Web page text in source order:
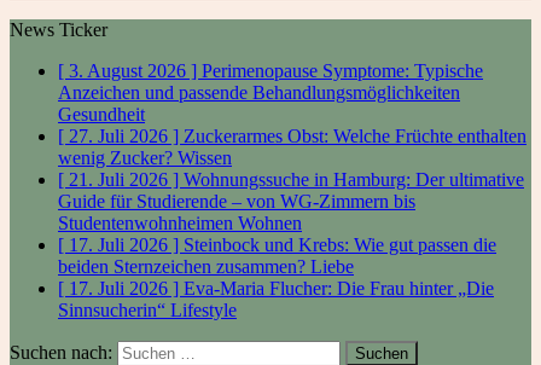
News Ticker
[ 3. August 2026 ] Perimenopause Symptome: Typische
Anzeichen und passende Behandlungsmöglichkeiten
Gesundheit
[ 27. Juli 2026 ] Zuckerarmes Obst: Welche Früchte enthalten
wenig Zucker? Wissen
[ 21. Juli 2026 ] Wohnungssuche in Hamburg: Der ultimative
Guide für Studierende – von WG-Zimmern bis
Studentenwohnheimen Wohnen
[ 17. Juli 2026 ] Steinbock und Krebs: Wie gut passen die
beiden Sternzeichen zusammen? Liebe
[ 17. Juli 2026 ] Eva-Maria Flucher: Die Frau hinter „Die
Sinnsucherin“ Lifestyle
Suchen nach: